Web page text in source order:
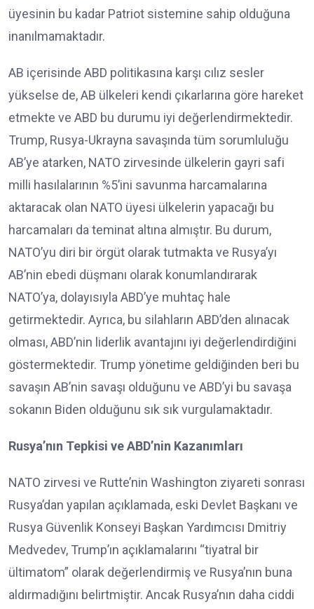
üyesinin bu kadar Patriot sistemine sahip olduğuna
inanılmamaktadır.
AB içerisinde ABD politikasına karşı cılız sesler
yükselse de, AB ülkeleri kendi çıkarlarına göre hareket
etmekte ve ABD bu durumu iyi değerlendirmektedir.
Trump, Rusya-Ukrayna savaşında tüm sorumluluğu
AB’ye atarken, NATO zirvesinde ülkelerin gayri safi
milli hasılalarının %5’ini savunma harcamalarına
aktaracak olan NATO üyesi ülkelerin yapacağı bu
harcamaları da teminat altına almıştır. Bu durum,
NATO’yu diri bir örgüt olarak tutmakta ve Rusya’yı
AB’nin ebedi düşmanı olarak konumlandırarak
NATO’ya, dolayısıyla ABD’ye muhtaç hale
getirmektedir. Ayrıca, bu silahların ABD’den alınacak
olması, ABD’nin liderlik avantajını iyi değerlendirdiğini
göstermektedir. Trump yönetime geldiğinden beri bu
savaşın AB’nin savaşı olduğunu ve ABD’yi bu savaşa
sokanın Biden olduğunu sık sık vurgulamaktadır.
Rusya’nın Tepkisi ve ABD’nin Kazanımları
NATO zirvesi ve Rutte’nin Washington ziyareti sonrası
Rusya’dan yapılan açıklamada, eski Devlet Başkanı ve
Rusya Güvenlik Konseyi Başkan Yardımcısı Dmitriy
Medvedev, Trump’ın açıklamalarını “tiyatral bir
ültimatom” olarak değerlendirmiş ve Rusya’nın buna
aldırmadığını belirtmiştir. Ancak Rusya’nın daha ciddi